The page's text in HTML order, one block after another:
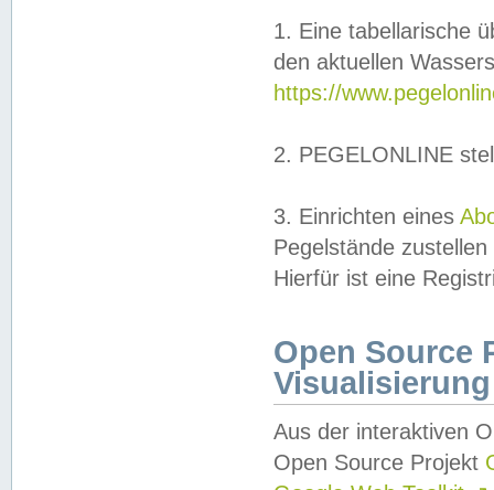
1. Eine tabellarische
den aktuellen
https://
2. PEGELONLINE
3. Einrichten eines
Pegelstände
Hierfür ist eine
Open Source
Visualisierung
Aus der interaktiven
Open Source Projekt